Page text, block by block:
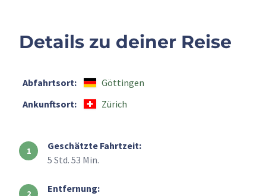
Details zu deiner Reise
Abfahrtsort:
Göttingen
Ankunftsort:
Zürich
Geschätzte Fahrtzeit:
5 Std. 53 Min.
Entfernung: